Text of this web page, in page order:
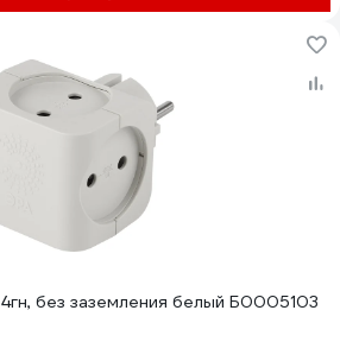
без заземления белый Б0005103